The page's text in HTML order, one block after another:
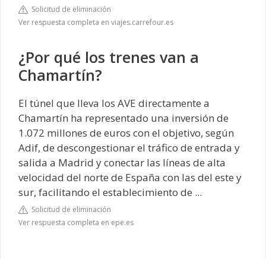
Solicitud de eliminación
Ver respuesta completa en viajes.carrefour.es
¿Por qué los trenes van a
Chamartín?
El túnel que lleva los AVE directamente a
Chamartín ha representado una inversión de
1.072 millones de euros con el objetivo, según
Adif, de descongestionar el tráfico de entrada y
salida a Madrid y conectar las líneas de alta
velocidad del norte de España con las del este y
sur, facilitando el establecimiento de ...
Solicitud de eliminación
Ver respuesta completa en epe.es